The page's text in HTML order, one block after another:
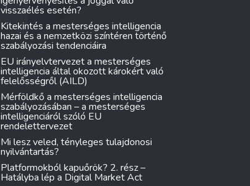
visszaélés esetén?
Kitekintés a mesterséges intelligencia
hazai és a nemzetközi színtéren történő
szabályozási tendenciáira
EU irányelvtervezet a mesterséges
intelligencia által okozott károkért való
felelősségről (AILD)
Mérföldkő a mesterséges intelligencia
szabályozásában – a mesterséges
intelligenciáról szóló EU
rendelettervezet
Mi lesz veled, tényleges tulajdonosi
nyilvántartás?
Platformokból kapuőrök? 2. rész –
Hatályba lép a Digital Market Act